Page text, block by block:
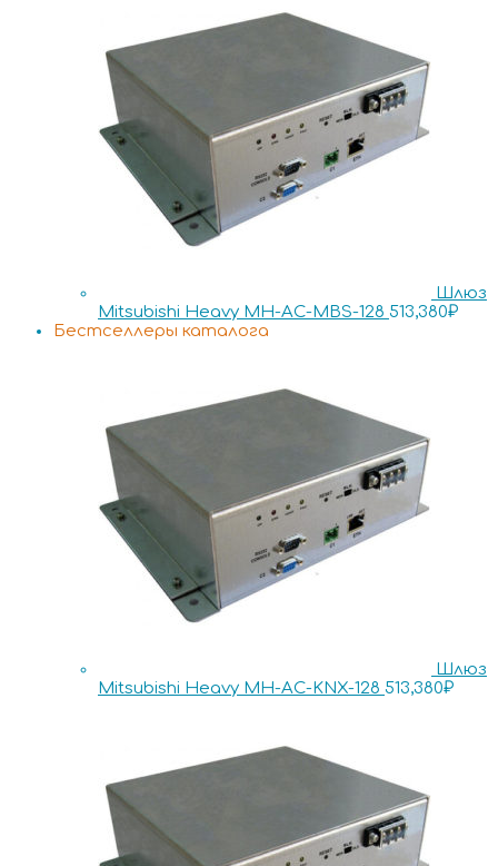
Шлюз
Mitsubishi Heavy MH-AC-MBS-128 513,380₽
Бестселлеры каталога
Шлюз
Mitsubishi Heavy MH-AC-KNX-128 513,380₽